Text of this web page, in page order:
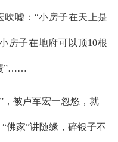
吹嘘：“小房子在天上是
房子在地府可以顶10根
”……
，被卢军宏一忽悠，就
佛家”讲随缘，碎银子不